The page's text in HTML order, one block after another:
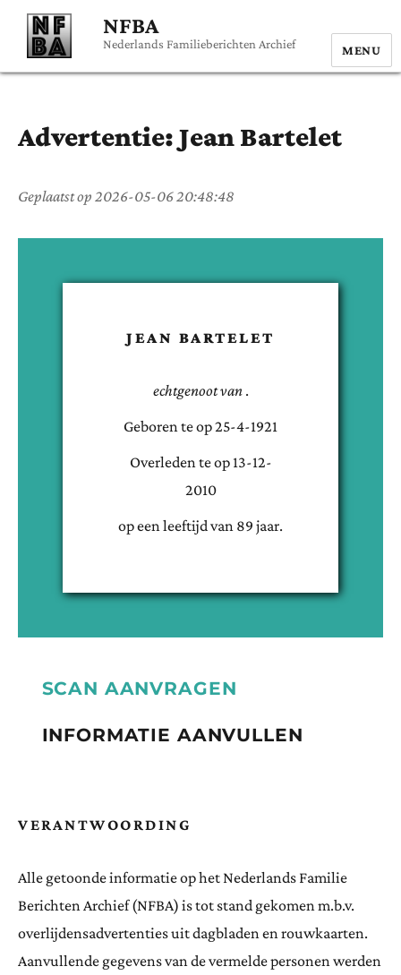
NFBA
Nederlands Familieberichten Archief MENU
Advertentie: Jean Bartelet
Geplaatst op 2026-05-06 20:48:48
JEAN BARTELET
echtgenoot van .
Geboren teop25-4-1921
Overleden teop 13-12-
2010
op een leeftijd van 89 jaar.
SCAN AANVRAGEN
INFORMATIE AANVULLEN
VERANTWOORDING
Alle getoonde informatie op het Nederlands Familie
Berichten Archief (NFBA) is tot stand gekomen m.b.v.
overlijdensadvertenties uit dagbladen en rouwkaarten.
Aanvullende gegevens van de vermelde personen werden